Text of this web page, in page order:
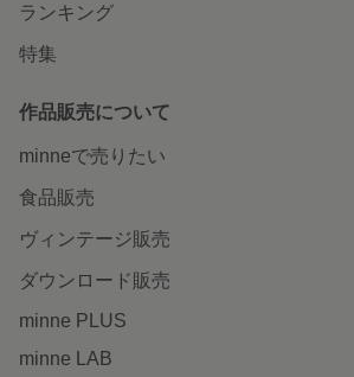
ランキング
特集
作品販売について
minneで売りたい
食品販売
ヴィンテージ販売
ダウンロード販売
minne PLUS
minne LAB